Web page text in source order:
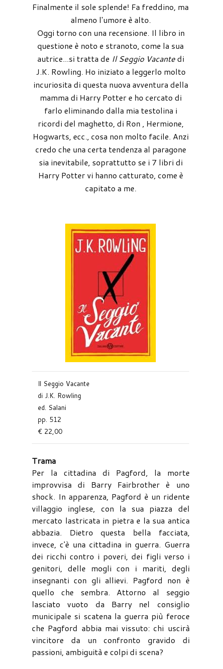
Finalmente il sole splende! Fa freddino, ma
almeno l'umore è alto.
Oggi torno con una recensione. Il libro in
questione è noto e stranoto, come la sua
autrice...si tratta de Il Seggio Vacantedi
J.K. Rowling. Ho iniziato a leggerlo molto
incuriosita di questa nuova avventura della
mamma di Harry Potter e ho cercato di
farlo eliminando dalla mia testolina i
ricordi del maghetto, di Ron , Hermione,
Hogwarts, ecc., cosa non molto facile. Anzi
credo che una certa tendenza al paragone
sia inevitabile, soprattutto se i 7 libri di
Harry Potter vi hanno catturato, come è
capitato a me.
Il Seggio Vacante
di J.K. Rowling
ed. Salani
pp. 512
€ 22,00
Trama
Per la cittadina di Pagford, la morte
improvvisa di Barry Fairbrother è uno
shock. In apparenza, Pagford è un ridente
villaggio inglese, con la sua piazza del
mercato lastricata in pietra e la sua antica
abbazia. Dietro questa bella facciata,
invece, c'è una cittadina in guerra. Guerra
dei ricchi contro i poveri, dei figli verso i
genitori, delle mogli con i mariti, degli
insegnanti con gli allievi. Pagford non è
quello che sembra. Attorno al seggio
lasciato vuoto da Barry nel consiglio
municipale si scatena la guerra più feroce
che Pagford abbia mai vissuto: chi uscirà
vincitore da un confronto gravido di
passioni, ambiguità e colpi di scena?